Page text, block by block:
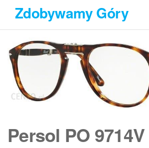
Przejdź
treści
Zdobywamy Góry
Persol PO